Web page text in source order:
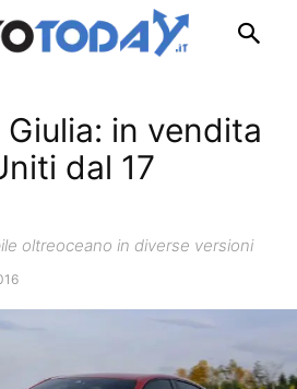
in vendita
dal 17
oltreoceano in diverse versioni